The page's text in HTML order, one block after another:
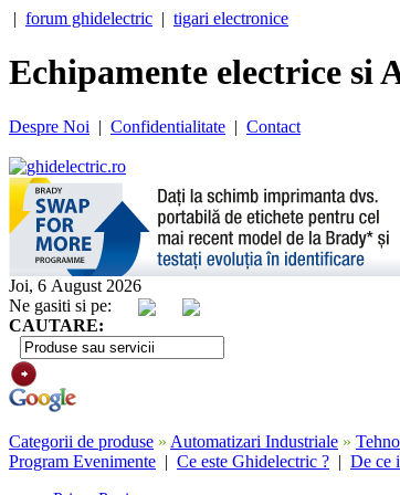
| forum ghidelectric | tigari electronice
Echipamente electrice si
Despre Noi | Confidentialitate | Contact
Joi, 6 August 2026
Ne gasiti si pe:
CAUTARE:
Categorii de produse » Automatizari Industriale »
Program Evenimente | Ce este Ghidelectric ? | De ce